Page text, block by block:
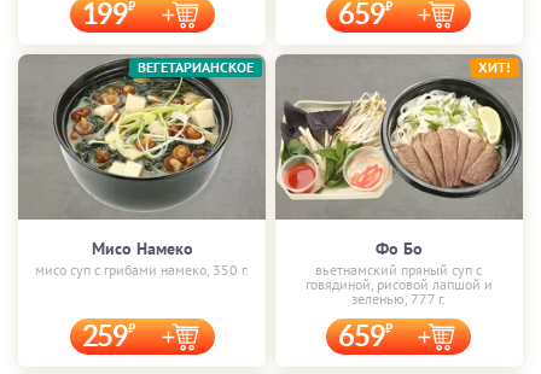
199 659
Мисо Намеко
мисо суп с грибами намеко, 350 г.
259
ВЕГЕТАРИАНСКОЕ
Фо Бо
вьетнамский пряный суп с
говядиной, рисовой лапшой и
зеленью, 777 г.
659
ХИТ!